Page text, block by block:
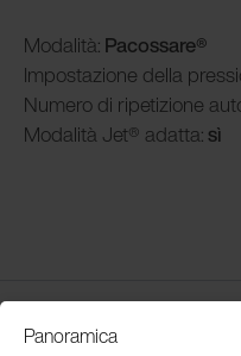
Modalità: Pacossare®
Impostazione della
Numero di ripetizione
Modalità Jet® adatta:sì
Customer Service
Panoramica